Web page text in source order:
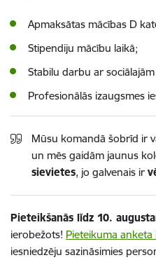
Apmaksātas mācības D
Stipendiju mācību laikā;
Stabilu darbu ar
Profesionālās izaugsmes
Mūsu komandā šobrīd ir
un mēs gaidām jaunus
sievietes, jo galvenais ir
Pieteikšanās līdz 10.
ierobežots! Pieteikuma anketa
iesniedzēju sazināsimies